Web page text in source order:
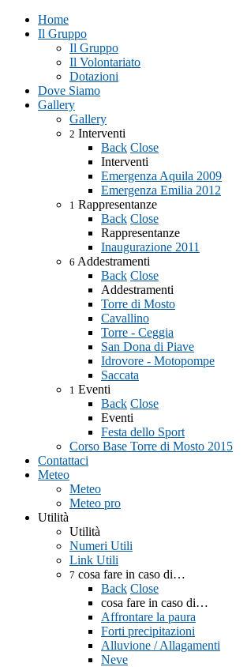
Home
Il Gruppo
Il Gruppo
Il Volontariato
Dotazioni
Dove Siamo
Gallery
Gallery
2 Interventi
Back Close
Interventi
Emergenza Aquila 2009
Emergenza Emilia 2012
1 Rappresentanze
Back Close
Rappresentanze
Inaugurazione 2011
6 Addestramenti
Back Close
Addestramenti
Torre di Mosto
Cavallino
Torre - Ceggia
San Dona di Piave
Idrovore - Motopompe
Saccata
1 Eventi
Back Close
Eventi
Festa dello Sport
Corso Base Torre di Mosto 2015
Contattaci
Meteo
Meteo
Meteo pro
Utilità
Utilità
Numeri Utili
Link Utili
7 cosa fare in caso di…
Back Close
cosa fare in caso di…
Affrontare la paura
Forti precipitazioni
Alluvione / Allagamenti
Neve